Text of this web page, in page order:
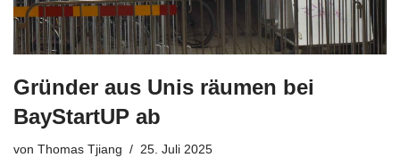
Gründer aus Unis räumen bei
BayStartUP ab
von Thomas Tjiang 25. Juli 2025